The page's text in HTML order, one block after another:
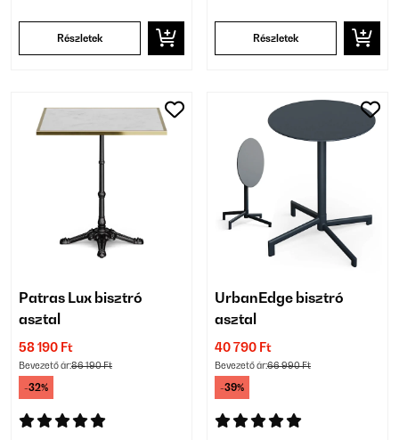
Részletek Részletek
Patras Lux bisztró
asztal
58 190 Ft
Bevezető ár:86 190 Ft
-32%
UrbanEdge bisztró
asztal
40 790 Ft
Bevezető ár:66 990 Ft
-39%